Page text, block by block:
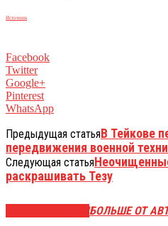
Источник
Facebook
Twitter
Google+
Pinterest
WhatsApp
Предыдущая статьяВ Тейкове
передвижения военной
Следующая статья
раскрашивать Тезу
БОЛЬШЕ ОТ